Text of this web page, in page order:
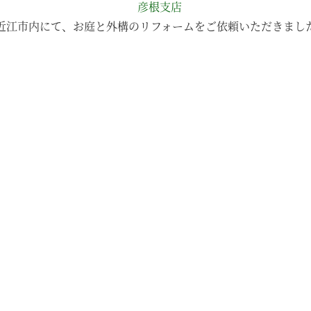
彦根支店
江市内にて、お庭と外構のリフォームをご依頼いただきまし